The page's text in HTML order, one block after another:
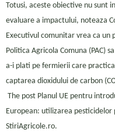
Totusi, aceste obiective nu sunt
evaluare a impactului, noteaza
Executivul comunitar vrea ca
Politica Agricola Comuna (PAC)
a-i plati pe fermierii care
captarea dioxidului de carbon
The post Planul UE pentru
European: utilizarea
StiriAgricole.ro.